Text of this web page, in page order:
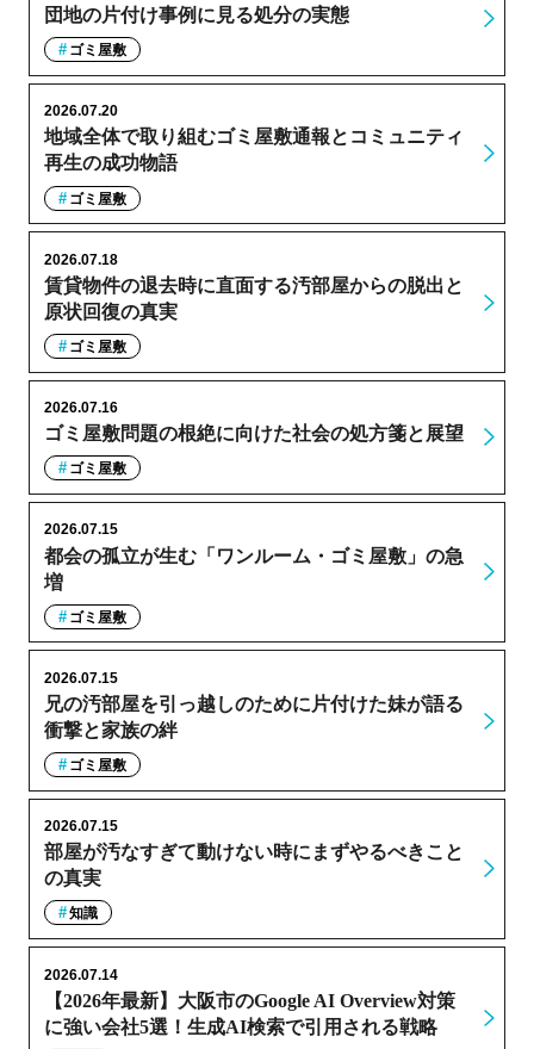
団地の片付け事例に見る処分の実態
ゴミ屋敷
地域全体で取り組むゴミ屋敷通報とコミュニティ
再生の成功物語
2026.07.20
ゴミ屋敷
賃貸物件の退去時に直面する汚部屋からの脱出と
原状回復の真実
2026.07.18
ゴミ屋敷
ゴミ屋敷問題の根絶に向けた社会の処方箋と展望
2026.07.16
ゴミ屋敷
都会の孤立が生む「ワンルーム・ゴミ屋敷」の急
増
2026.07.15
ゴミ屋敷
兄の汚部屋を引っ越しのために片付けた妹が語る
衝撃と家族の絆
2026.07.15
ゴミ屋敷
部屋が汚なすぎて動けない時にまずやるべきこと
の真実
2026.07.15
知識
【2026年最新】大阪市のGoogle AI Overview対策
に強い会社5選！生成AI検索で引用される戦略
2026.07.14